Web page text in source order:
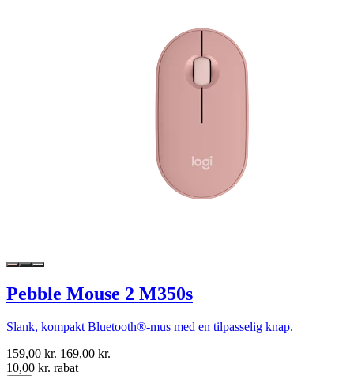
Pebble Mouse 2 M350s
Slank, kompakt Bluetooth®-mus med en tilpasselig knap.
159,00 kr. 169,00 kr.
10,00 kr. rabat